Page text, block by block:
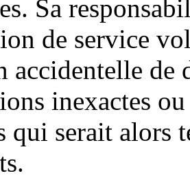
Sa
de service
accidentelle de
inexactes
qui serait alors